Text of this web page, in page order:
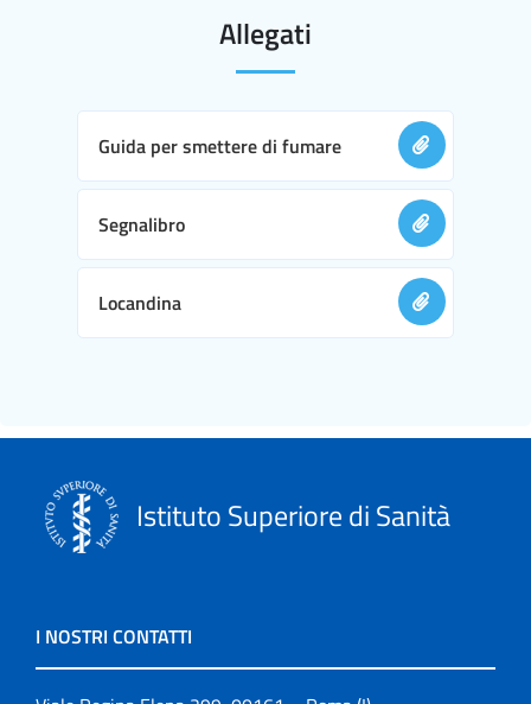
Allegati
Guida per smettere di fumare
Segnalibro
Locandina
Istituto Superiore di Sanità
I NOSTRI CONTATTI